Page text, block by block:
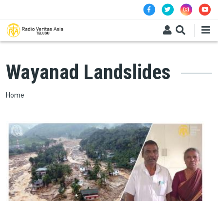
Wayanad Landslides
Breadcrumb
Home